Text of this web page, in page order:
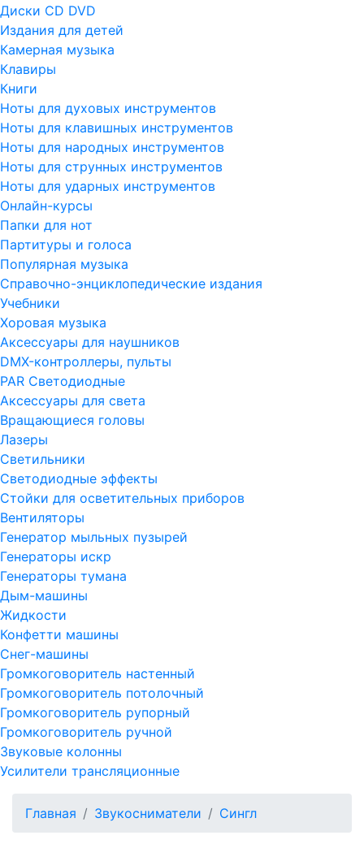
Диски CD DVD
Издания для детей
Камерная музыка
Клавиры
Книги
Ноты для духовых инструментов
Ноты для клавишных инструментов
Ноты для народных инструментов
Ноты для струнных инструментов
Ноты для ударных инструментов
Онлайн-курсы
Папки для нот
Партитуры и голоса
Популярная музыка
Справочно-энциклопедические издания
Учебники
Хоровая музыка
Аксессуары для наушников
DMX-контроллеры, пульты
PAR Светодиодные
Аксессуары для света
Вращающиеся головы
Лазеры
Светильники
Светодиодные эффекты
Стойки для осветительных приборов
Вентиляторы
Генератор мыльных пузырей
Генераторы искр
Генераторы тумана
Дым-машины
Жидкости
Конфетти машины
Снег-машины
Громкоговоритель настенный
Громкоговоритель потолочный
Громкоговоритель рупорный
Громкоговоритель ручной
Звуковые колонны
Усилители трансляционные
Главная Звукосниматели Сингл